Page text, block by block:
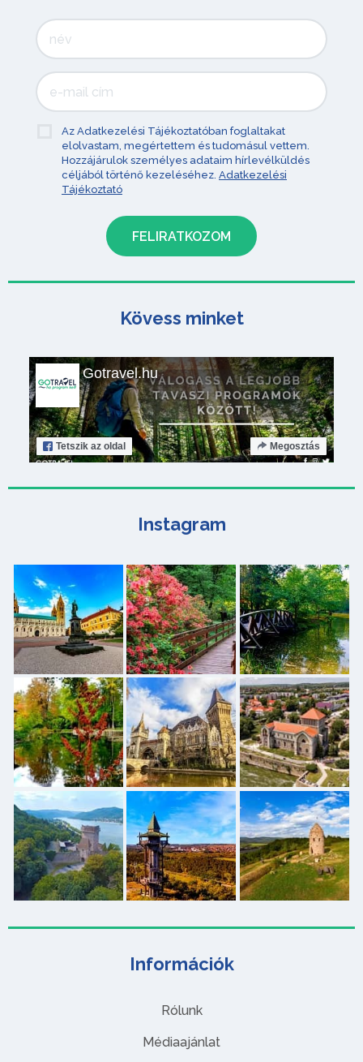
Információk
Rólunk
Médiaajánlat
Az Adatkezelési Tájékoztatóban foglaltakat
elolvastam, megértettem és tudomásul vettem.
Hozzájárulok személyes adataim hírlevélküldés
céljából történő kezeléséhez. Adatkezelési
Tájékoztató
Kövess minket
Gotravel.hu
Tetszik az oldal Megosztás
Instagram